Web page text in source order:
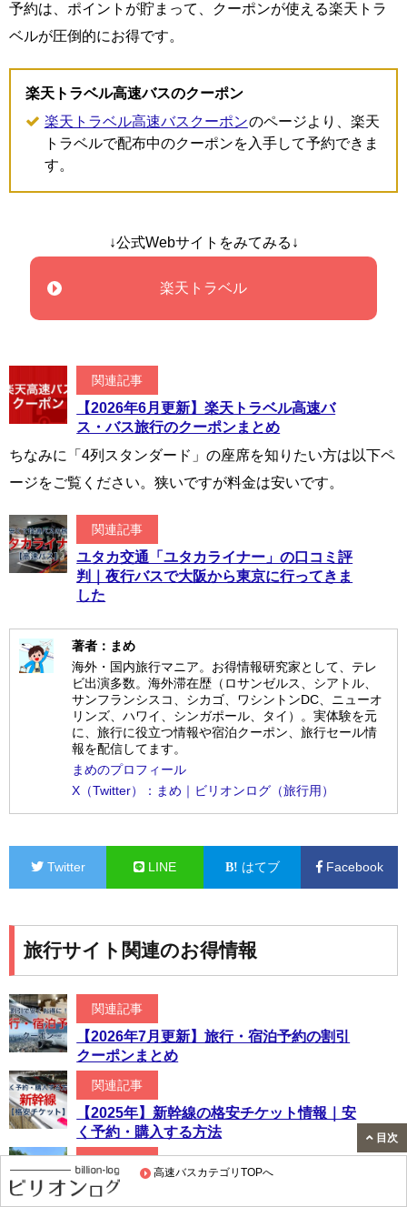
高速バスカテゴリTOPへ
予約は、ポイントが貯まって、クーポンが使える楽天トラ
ベルが圧倒的にお得です。
楽天トラベル高速バスのクーポン
楽天トラベル高速バスクーポンのページより、楽天
トラベルで配布中のクーポンを入手して予約できま
す。
↓公式Webサイトをみてみる↓
楽天トラベル
関連記事
【2026年6月更新】楽天トラベル高速バ
ス・バス旅行のクーポンまとめ
ちなみに「4列スタンダード」の座席を知りたい方は以下ペ
ージをご覧ください。狭いですが料金は安いです。
関連記事
ユタカ交通「ユタカライナー」の口コミ評
判｜夜行バスで大阪から東京に行ってきま
した
著者：まめ
海外・国内旅行マニア。お得情報研究家として、テレ
ビ出演多数。海外滞在歴（ロサンゼルス、シアトル、
サンフランシスコ、シカゴ、ワシントンDC、ニューオ
リンズ、ハワイ、シンガポール、タイ）。実体験を元
に、旅行に役立つ情報や宿泊クーポン、旅行セール情
報を配信してます。
まめのプロフィール
X（Twitter）：まめ｜ビリオンログ（旅行用）
Twitter LINE はてブ Facebook
旅行サイト関連のお得情報
関連記事
【2026年7月更新】旅行・宿泊予約の割引
クーポンまとめ
関連記事
【2025年】新幹線の格安チケット情報｜安
く予約・購入する方法
【2026年5月更新】レンタカーのクーポン
目次